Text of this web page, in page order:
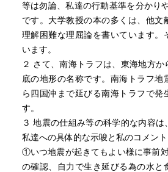
---引用開始
に初めて南海トラフ巨大地震の臨時
南海トラフ地震の評価検討会会長の
る）確率が高くなっている」と述べた
---引用終了
等は勿論、私達の行動基準を分かり
です。大学教授の本の多くは、他文
理解困難な理屈論を書いています。
います。
２ さて、南海トラフは、東海地方
底の地形の名称です。南海トラフ地
ら四国沖まで延びる南海トラフで発
す。
３ 地震の仕組み等の科学的な内容は
私達への具体的な示唆と私のコメント
①いつ地震が起きてもよい様に事前
の確認、自力で生き延びる為の水と